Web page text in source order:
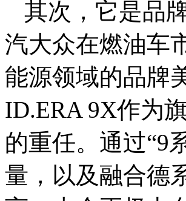
其次，它是品
汽大众在燃油车
能源领域的品牌
ID.ERA 9X作为
的重任。通过“9
量，以及融合德